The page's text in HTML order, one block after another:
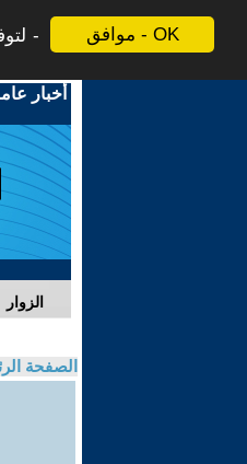
موافق - OK
أخبار
الزوار
الصفحة